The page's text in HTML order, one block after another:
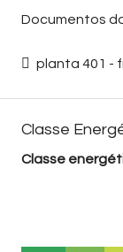
Documentos
planta 401 -
Classe
Classe